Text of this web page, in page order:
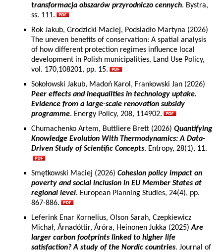
transformacja obszarów przyrodniczo cennych. Bystra,
ss. 111.
Rok Jakub, Grodzicki Maciej, Podsiadło Martyna (2026)
The uneven benefits of conservation: A spatial analysis
of how different protection regimes influence local
development in Polish municipalities. Land Use Policy,
vol. 170,108201, pp. 15.
Sokołowski Jakub, Madoń Karol, Frankowski Jan (2026)
Peer effects and inequalities in technology uptake.
Evidence from a large-scale renovation subsidy
programme. Energy Policy, 208, 114902.
Chumachenko Artem, Buttliere Brett (2026) Quantifying
Knowledge Evolution With Thermodynamics: A Data-
Driven Study of Scientific Concepts. Entropy, 28(1), 11.
Smętkowski Maciej (2026) Cohesion policy impact on
poverty and social inclusion in EU Member States at
regional level. European Planning Studies, 24(4), pp.
867-886.
Leferink Enar Kornelius, Olson Sarah, Czepkiewicz
Michał, Árnadóttir, Áróra, Heinonen Jukka (2025)Are
larger carbon footprints linked to higher life
satisfaction? A study of the Nordic countries. Journal of